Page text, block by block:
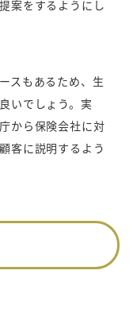
案をするようにし
スもあるため、生
いでしょう。実
から保険会社に対
客に説明するよう